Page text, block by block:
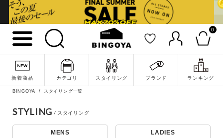
0
新着商品 カテゴリ スタイリング ブランド ランキング
詳細検索
BINGOYA スタイリング一覧
STYLING
MENS LADIES